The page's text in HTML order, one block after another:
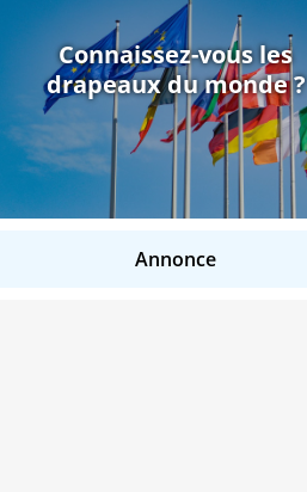
Connaissez-vous les
drapeaux du monde ?
Annonce